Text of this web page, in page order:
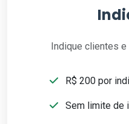
Indique clientes e
R$ 200 por
Sem limite de